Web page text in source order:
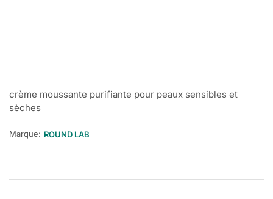
crème moussante purifiante pour peaux sensibles et
sèches
Marque: ROUND LAB